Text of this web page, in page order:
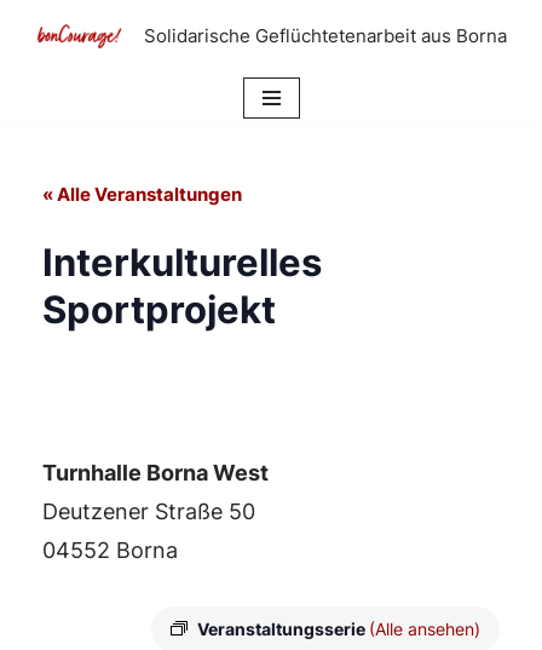
Solidarische Geflüchtetenarbeit aus Borna
« Alle Veranstaltungen
Interkulturelles
Sportprojekt
Turnhalle Borna West
Deutzener Straße 50
04552 Borna
Veranstaltungsserie (Alle ansehen)